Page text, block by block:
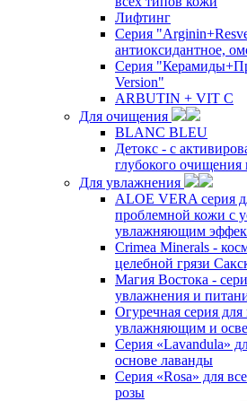
Лифтинг
Серия
антиоксидантное,
Серия
Version"
ARBUTIN + VIT C
Для очищения
BLANC BLEU
Детокс - с
глубокого очищения
Для увлажнения
ALOE VERA серия
проблемной кожи с
увлажняющим
Crimea Minerals -
целебной грязи
Магия Востока -
увлажнения и
Огуречная серия
увлажняющим и
Серия «Lavandula»
основе лаванды
Серия «Rosa» для
розы